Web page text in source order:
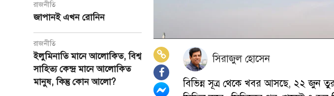
রাজনীতি
জাপানই এখন রোনিন
রাজনীতি
ইলুমিনাতি মানে আলোকিত, বিশ্ব
সাহিত্য কেন্দ্র মানে আলোকিত
মানুষ, কিন্তু কোন আলো?
সিরাজুল হোসেন
বিভিন্ন সূত্র থেকে খবর আসছে, ২২ জুন